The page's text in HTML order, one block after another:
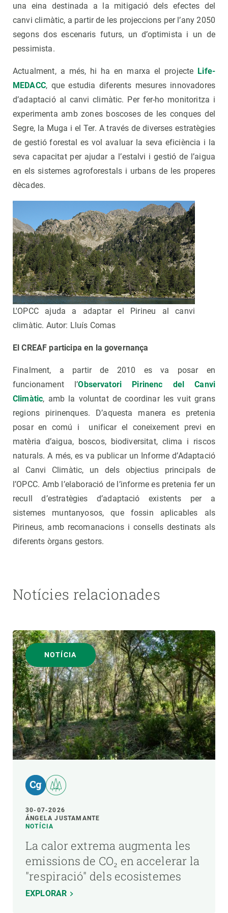
una eina destinada a la mitigació dels efectes del
canvi climàtic, a partir de les projeccions per l’any 2050
segons dos escenaris futurs, un d’optimista i un de
pessimista.
Actualment, a més, hi ha en marxa el projecte Life-
MEDACC, que estudia diferents mesures innovadores
d’adaptació al canvi climàtic. Per fer-ho monitoritza i
experimenta amb zones boscoses de les conques del
Segre, la Muga i el Ter. A través de diverses estratègies
de gestió forestal es vol avaluar la seva eficiència i la
seva capacitat per ajudar a l’estalvi i gestió de l’aigua
en els sistemes agroforestals i urbans de les properes
dècades.
L'OPCC ajuda a adaptar el Pirineu al canvi
climàtic. Autor: Lluís Comas
El CREAF participa en la governança
Finalment, a partir de 2010 es va posar en
funcionament l’Observatori Pirinenc del Canvi
Climàtic, amb la voluntat de coordinar les vuit grans
regions pirinenques. D’aquesta manera es pretenia
posar en comú i unificar el coneixement previ en
matèria d’aigua, boscos, biodiversitat, clima i riscos
naturals. A més, es va publicar un Informe d’Adaptació
al Canvi Climàtic, un dels objectius principals de
l’OPCC. Amb l’elaboració de l’informe es pretenia fer un
recull d’estratègies d’adaptació existents per a
sistemes muntanyosos, que fossin aplicables als
Pirineus, amb recomanacions i consells destinats als
diferents òrgans gestors.
Notícies relacionades
NOTÍCIA
30-07-2026
ÁNGELA JUSTAMANTE
NOTÍCIA
La calor extrema augmenta les
emissions de CO₂ en accelerar la
"respiració" dels ecosistemes
EXPLORAR